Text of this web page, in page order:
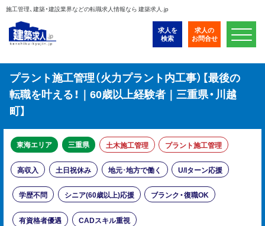
施工管理、建築・建設業界などの転職求人情報なら 建築求人.jp
求人を
検索
求人の
お問合せ
プラント施工管理（火力プラント内工事）【最後の
転職を叶える！｜60歳以上経験者｜三重県・川越
町】
東海エリア 三重県 土木施工管理 プラント施工管理
高収入 土日祝休み 地元･地方で働く U/Iターン応援
学歴不問 シニア(60歳以上)応援 ブランク・復職OK
有資格者優遇 CADスキル重視